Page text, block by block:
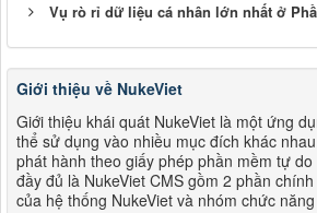
Vụ rò rỉ dữ liệu cá nhân lớn nhất ở
Giới thiệu về NukeViet
Giới thiệu khái quát NukeViet là một ứng
thể sử dụng vào nhiều mục đích khác
phát hành theo giấy phép phần mềm tự
đầy đủ là NukeViet CMS gồm 2 phần
của hệ thống NukeViet và nhóm chức